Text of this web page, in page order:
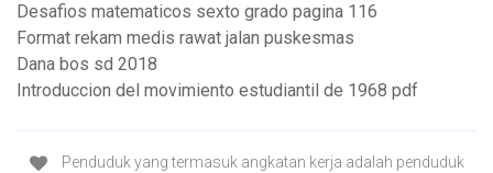
Desafios matematicos sexto grado pagina 116
Format rekam medis rawat jalan puskesmas
Dana bos sd 2018
Introduccion del movimiento estudiantil de 1968 pdf
Penduduk yang termasuk angkatan kerja adalah penduduk